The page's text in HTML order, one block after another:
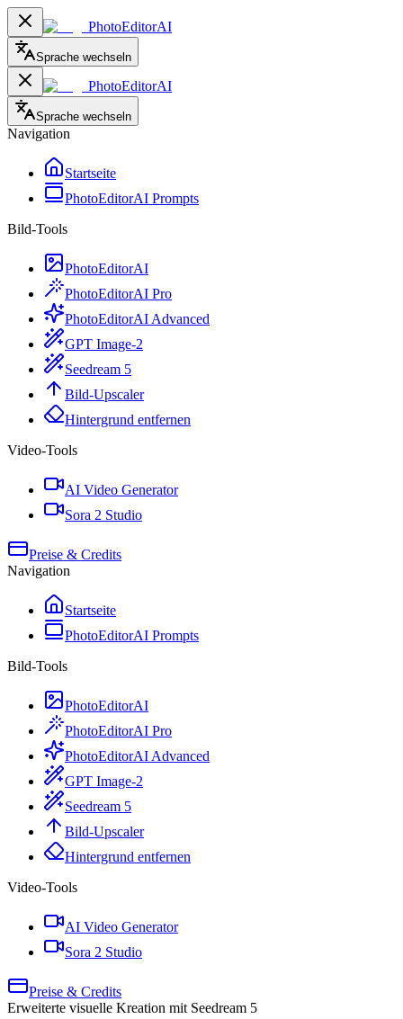
PhotoEditorAI
Sprache wechseln
PhotoEditorAI
Sprache wechseln
Navigation
Startseite
PhotoEditorAI Prompts
Bild-Tools
PhotoEditorAI
PhotoEditorAI Pro
PhotoEditorAI Advanced
GPT Image-2
Seedream 5
Bild-Upscaler
Hintergrund entfernen
Video-Tools
AI Video Generator
Sora 2 Studio
Preise & Credits
Navigation
Startseite
PhotoEditorAI Prompts
Bild-Tools
PhotoEditorAI
PhotoEditorAI Pro
PhotoEditorAI Advanced
GPT Image-2
Seedream 5
Bild-Upscaler
Hintergrund entfernen
Video-Tools
AI Video Generator
Sora 2 Studio
Preise & Credits
Erweiterte visuelle Kreation mit Seedream 5